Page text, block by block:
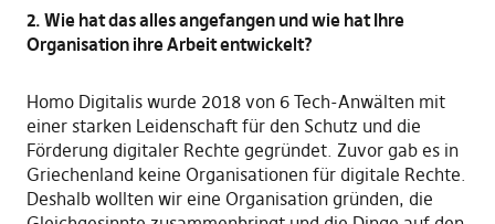
2. Wie hat das alles angefangen und wie hat Ihre
Organisation ihre Arbeit entwickelt?
Homo Digitalis wurde 2018 von 6 Tech-Anwälten mit
einer starken Leidenschaft für den Schutz und die
Förderung digitaler Rechte gegründet. Zuvor gab es in
Griechenland keine Organisationen für digitale Rechte.
Deshalb wollten wir eine Organisation gründen, die